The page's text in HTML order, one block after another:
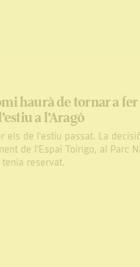
haurà de tornar a
a l’Aragó
els de l'estiu passat. La
de l'Espai Toirigo, al Parc
reservat.